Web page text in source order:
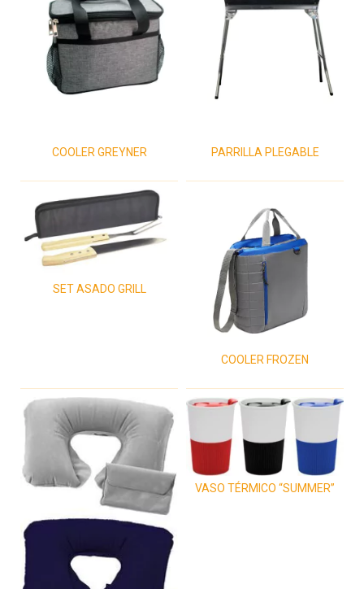
COOLER GREYNER PARRILLA PLEGABLE
SET ASADO GRILL
COOLER FROZEN
VASO TÉRMICO “SUMMER”